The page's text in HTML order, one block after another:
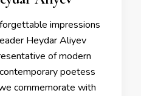
impressions
Heydar Aliyev
of modern
poetess
commemorate with